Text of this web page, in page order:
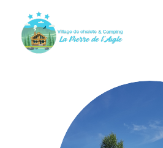
ACCUEIL
LOCATIONS
RESTAURATION